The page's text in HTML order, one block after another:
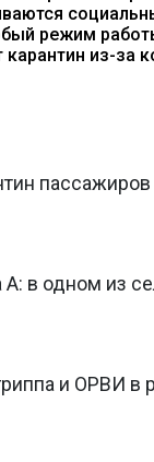
режим
из-за
в одном из
и ОРВИ в